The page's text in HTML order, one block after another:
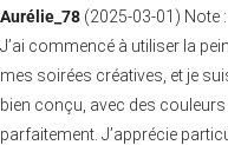
Aurélie_78 (2025-03-01 ) Note :
J’ai commencé à utiliser la
mes soirées créatives, et je
bien conçu, avec des
parfaitement. J’apprécie